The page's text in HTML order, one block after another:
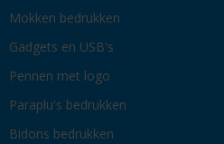
Mokken bedrukken
Gadgets en USB's
Pennen met logo
Paraplu's bedrukken
Bidons bedrukken